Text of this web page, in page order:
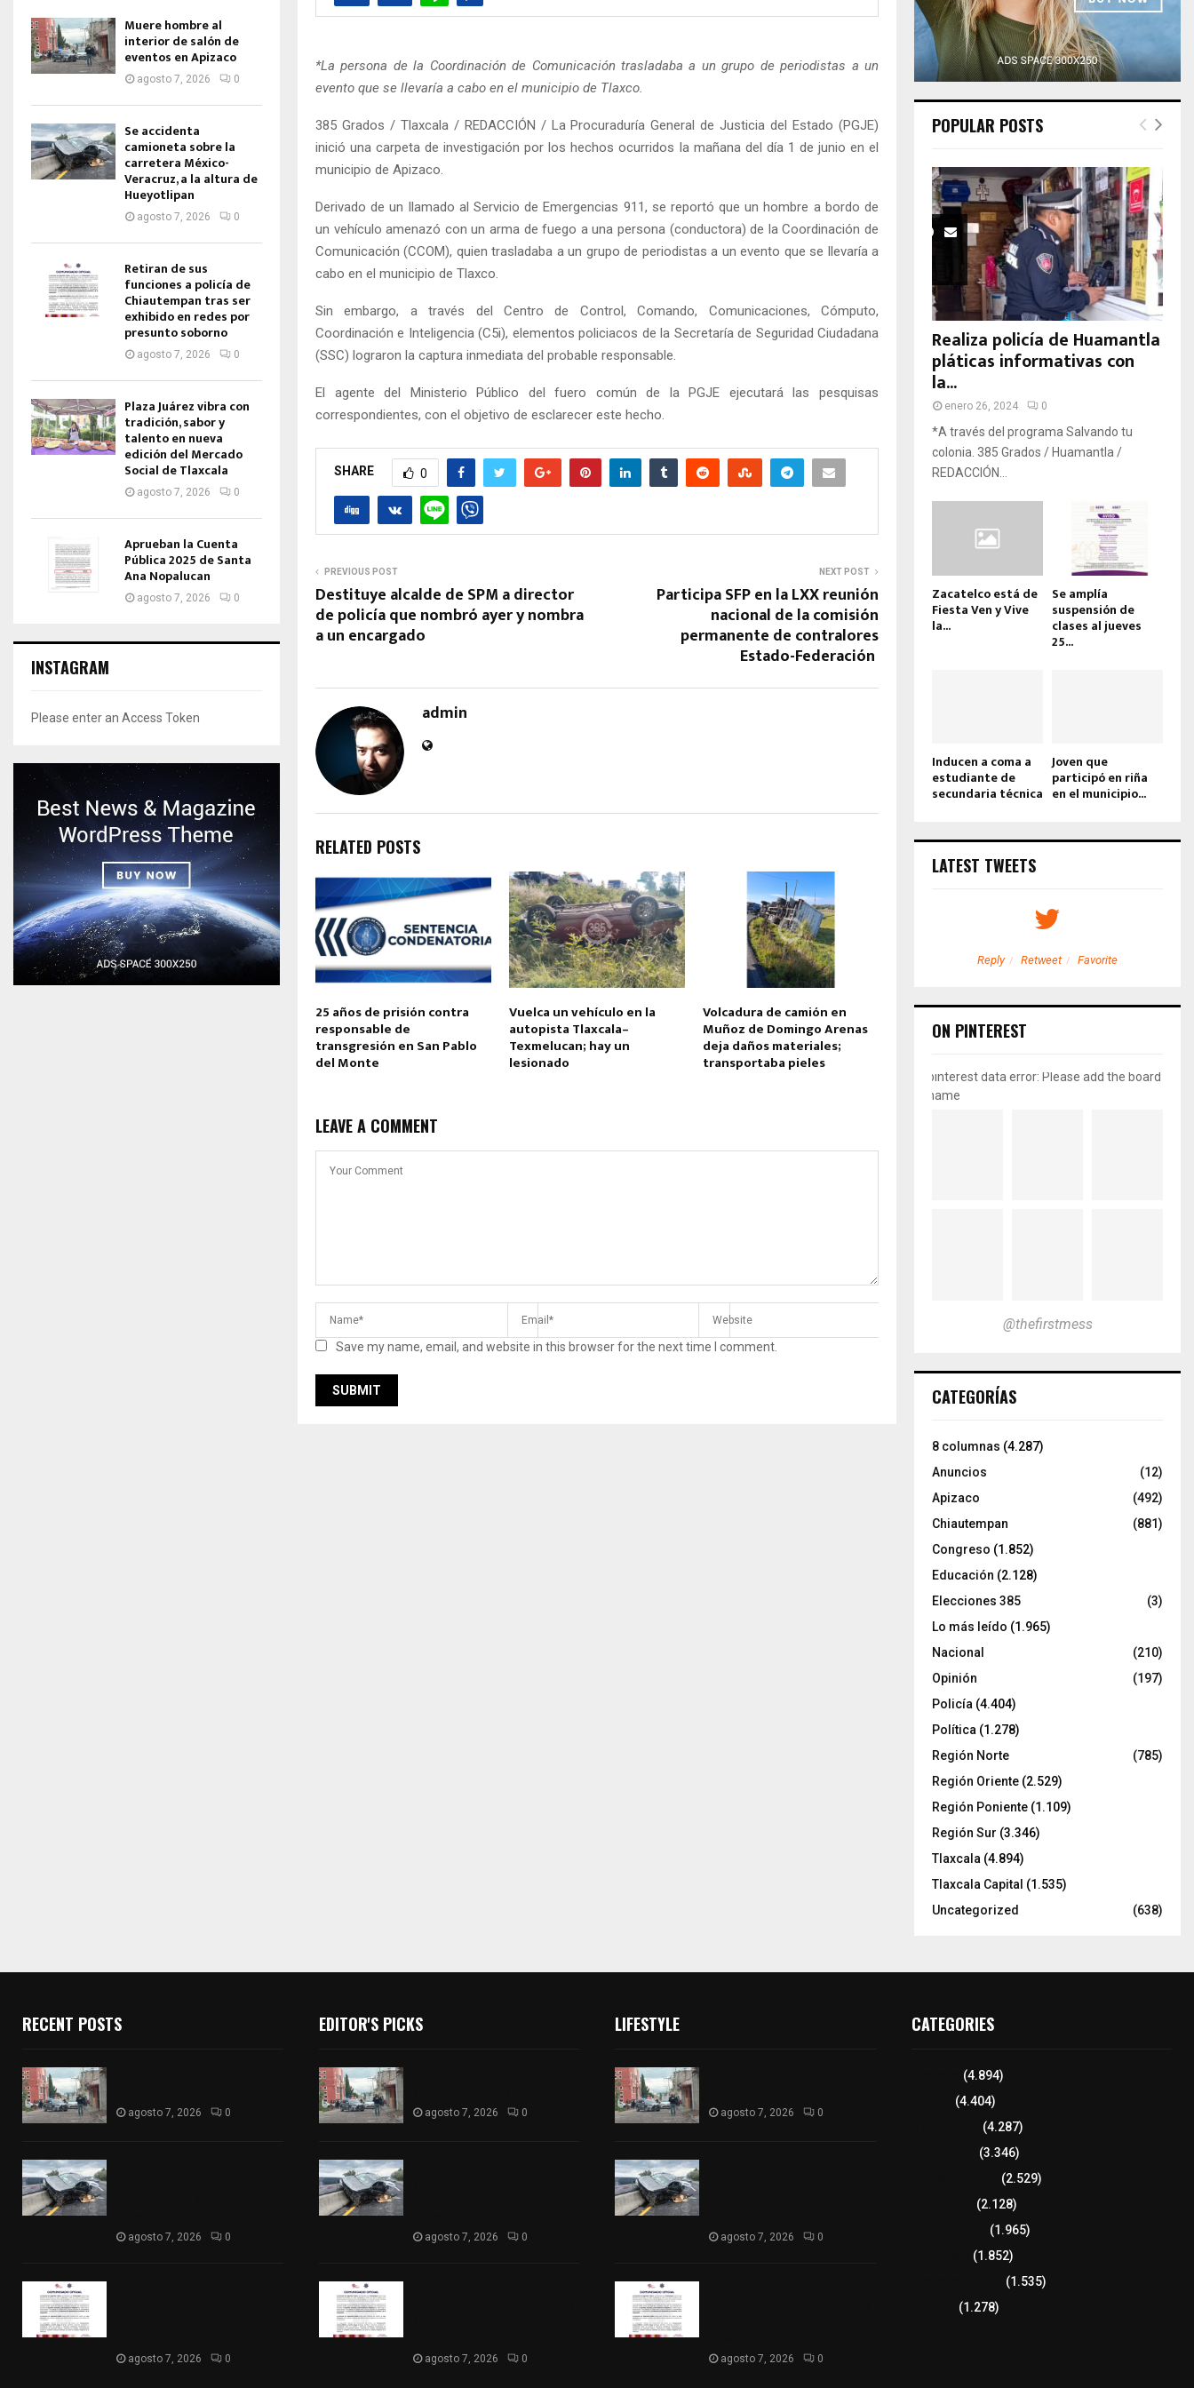
*La persona de la Coordinación de Comunicación trasladaba a un grupo de periodistas a un
evento que se llevaría a cabo en el municipio de Tlaxco.
385 Grados / Tlaxcala / REDACCIÓN / La Procuraduría General de Justicia del Estado (PGJE)
inició una carpeta de investigación por los hechos ocurridos la mañana del día 1 de junio en el
municipio de Apizaco.
Derivado de un llamado al Servicio de Emergencias 911, se reportó que un hombre a bordo de
un vehículo amenazó con un arma de fuego a una persona (conductora) de la Coordinación de
Comunicación (CCOM), quien trasladaba a un grupo de periodistas a un evento que se llevaría a
cabo en el municipio de Tlaxco.
Sin embargo, a través del Centro de Control, Comando, Comunicaciones, Cómputo,
Coordinación e Inteligencia (C5i), elementos policiacos de la Secretaría de Seguridad Ciudadana
(SSC) lograron la captura inmediata del probable responsable.
El agente del Ministerio Público del fuero común de la PGJE ejecutará las pesquisas
correspondientes, con el objetivo de esclarecer este hecho.
SHARE 0
PREVIOUS POST
Destituye alcalde de SPM a director
de policía que nombró ayer y nombra
a un encargado
NEXT POST
Participa SFP en la LXX reunión
nacional de la comisión
permanente de contralores
Estado-Federación
admin
RELATED POSTS
25 años de prisión contra
responsable de
transgresión en San Pablo
del Monte
Vuelca un vehículo en la
autopista Tlaxcala–
Texmelucan; hay un
lesionado
Volcadura de camión en
Muñoz de Domingo Arenas
deja daños materiales;
transportaba pieles
LEAVE A COMMENT
Save my name, email, and website in this browser for the next time I comment.
Muere hombre al
interior de salón de
eventos en Apizaco
agosto 7, 2026 0
Se accidenta
camioneta sobre la
carretera México-
Veracruz, a la altura de
Hueyotlipan
agosto 7, 2026 0
Retiran de sus
funciones a policía de
Chiautempan tras ser
exhibido en redes por
presunto soborno
agosto 7, 2026 0
Plaza Juárez vibra con
tradición, sabor y
talento en nueva
edición del Mercado
Social de Tlaxcala
agosto 7, 2026 0
Aprueban la Cuenta
Pública 2025 de Santa
Ana Nopalucan
agosto 7, 2026 0
INSTAGRAM
Please enter an Access Token
POPULAR POSTS
Realiza policía de Huamantla
pláticas informativas con
la...
enero 26, 2024 0
*A través del programa Salvando tu
colonia. 385 Grados / Huamantla /
REDACCIÓN...
Zacatelco está de
Fiesta Ven y Vive
la...
Se amplía
suspensión de
clases al jueves
25...
Inducen a coma a
estudiante de
secundaria técnica
Joven que
participó en riña
en el municipio...
LATEST TWEETS
Reply Retweet Favorite Reply Retweet Reply Retweet Favorite
ON PINTEREST
pinterest data error: Please add the board
name
@thefirstmess
CATEGORÍAS
8 columnas (4.287)
Anuncios
(12)
Apizaco
(492)
Chiautempan
(881)
Congreso (1.852)
Educación (2.128)
Elecciones 385
(3)
Lo más leído (1.965)
Nacional
(210)
Opinión
(197)
Policía (4.404)
Política (1.278)
Región Norte
(785)
Región Oriente (2.529)
Región Poniente (1.109)
Región Sur (3.346)
Tlaxcala (4.894)
Tlaxcala Capital (1.535)
Uncategorized
(638)
RECENT POSTS
agosto 7, 2026 0
agosto 7, 2026 0
agosto 7, 2026 0
EDITOR'S PICKS
agosto 7, 2026 0
agosto 7, 2026 0
agosto 7, 2026 0
LIFESTYLE
agosto 7, 2026 0
agosto 7, 2026 0
agosto 7, 2026 0
CATEGORIES
(4.894)
(4.404)
(4.287)
(3.346)
(2.529)
(2.128)
(1.965)
(1.852)
(1.535)
(1.278)